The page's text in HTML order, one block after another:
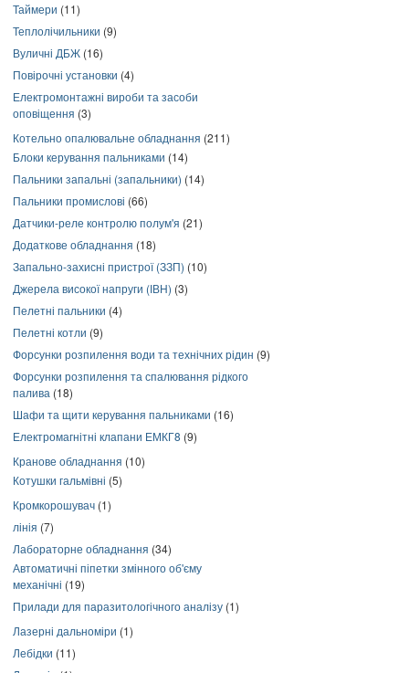
Таймери (11)
Теплолічильники (9)
Вуличні ДБЖ (16)
Повірочні установки (4)
Електромонтажні вироби та засоби
оповіщення (3)
Котельно опалювальне обладнання (211)
Блоки керування пальниками (14)
Пальники запальні (запальники) (14)
Пальники промислові (66)
Датчики-реле контролю полум'я (21)
Додаткове обладнання (18)
Запально-захисні пристрої (ЗЗП) (10)
Джерела високої напруги (ІВН) (3)
Пелетні пальники (4)
Пелетні котли (9)
Форсунки розпилення води та технічних рідин (9)
Форсунки розпилення та спалювання рідкого
палива (18)
Шафи та щити керування пальниками (16)
Електромагнітні клапани ЕМКГ8 (9)
Кранове обладнання (10)
Котушки гальмівні (5)
Кромкорошувач (1)
лінія (7)
Лабораторне обладнання (34)
Автоматичні піпетки змінного об'єму
механічні (19)
Прилади для паразитологічного аналізу (1)
Лазерні дальноміри (1)
Лебідки (11)